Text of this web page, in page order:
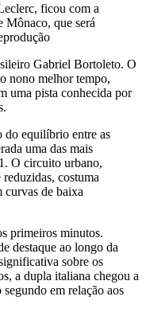
ficou com a
Mônaco, que será
Gabriel Bortoleto. O
nono melhor tempo,
uma pista conhecida por
do equilíbrio entre as
uma das mais
O circuito urbano,
costuma
curvas de baixa
primeiros minutos.
destaque ao longo da
sobre os
a dupla italiana chegou a
em relação aos